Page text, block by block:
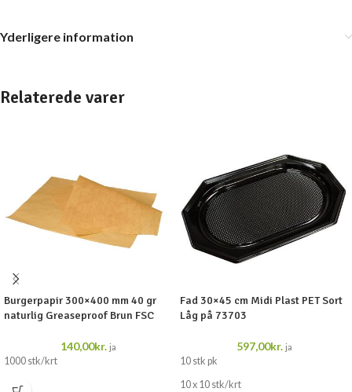
Yderligere information
Relaterede varer
Burgerpapir 300×400 mm 40 gr
naturlig Greaseproof Brun FSC
140,00kr. ja
1000 stk/krt
Fad 30×45 cm Midi Plast PET Sort
Låg på 73703
597,00kr. ja
10 stk pk
10 x 10 stk/krt